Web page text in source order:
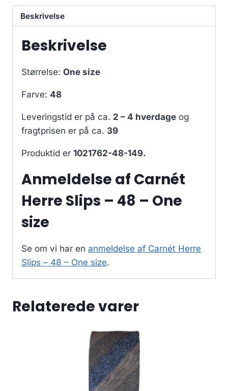
Beskrivelse
Beskrivelse
Størrelse: One size
Farve: 48
Leveringstid er på ca. 2 – 4 hverdage og
fragtprisen er på ca. 39
Produktid er 1021762-48-149.
Anmeldelse af Carnét
Herre Slips – 48 – One
size
Se om vi har en anmeldelse af Carnét Herre
Slips – 48 – One size.
Relaterede varer